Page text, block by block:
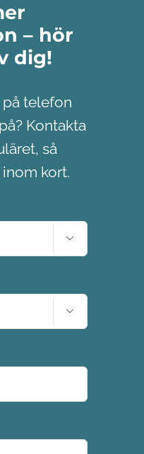
– hör
dig!
telefon
Kontakta
så
kort.

